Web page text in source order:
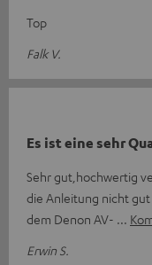
Top
Falk V.
Es ist eine sehr
Sehr gut,hochwertig
die Anleitung nicht
dem Denon AV-
Erwin S.